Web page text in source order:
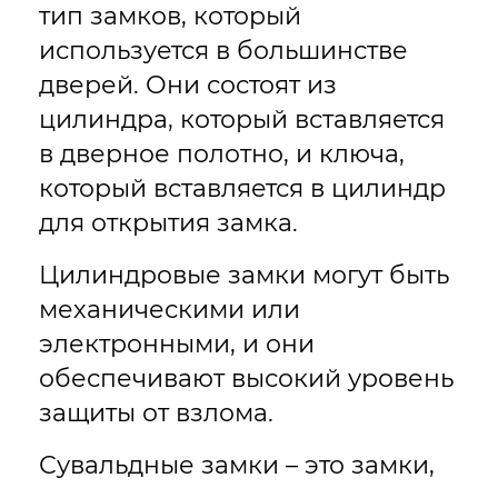
тип замков, который
используется в большинстве
дверей. Они состоят из
цилиндра, который вставляется
в дверное полотно, и ключа,
который вставляется в цилиндр
для открытия замка.
Цилиндровые замки могут быть
механическими или
электронными, и они
обеспечивают высокий уровень
защиты от взлома.
Сувальдные замки – это замки,